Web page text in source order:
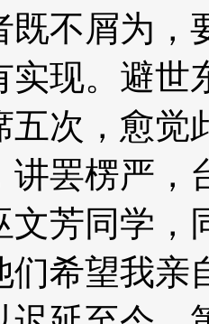
既不屑为，
实现。避世
五次，愈觉
讲罢楞严，
文芳同学，
们希望我亲